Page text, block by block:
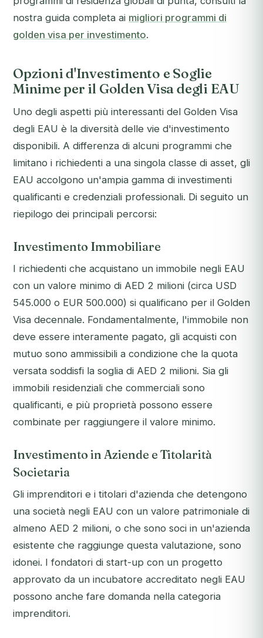
nostra guida completa ai migliori programmi di
golden visa per investimento.
Opzioni d'Investimento e Soglie
Minime per il Golden Visa degli EAU
Uno degli aspetti più interessanti del Golden Visa
degli EAU è la diversità delle vie d'investimento
disponibili. A differenza di alcuni programmi che
limitano i richiedenti a una singola classe di asset, gli
EAU accolgono un'ampia gamma di investimenti
qualificanti e credenziali professionali. Di seguito un
riepilogo dei principali percorsi:
Investimento Immobiliare
I richiedenti che acquistano un immobile negli EAU
con un valore minimo di AED 2 milioni (circa USD
545.000 o EUR 500.000) si qualificano per il Golden
Visa decennale. Fondamentalmente, l'immobile non
deve essere interamente pagato, gli acquisti con
mutuo sono ammissibili a condizione che la quota
versata soddisfi la soglia di AED 2 milioni. Sia gli
immobili residenziali che commerciali sono
qualificanti, e più proprietà possono essere
combinate per raggiungere il valore minimo.
Investimento in Aziende e Titolarità
Societaria
Gli imprenditori e i titolari d'azienda che detengono
una società negli EAU con un valore patrimoniale di
almeno AED 2 milioni, o che sono soci in un'azienda
esistente che raggiunge questa valutazione, sono
idonei. I fondatori di start-up con un progetto
approvato da un incubatore accreditato negli EAU
possono anche fare domanda nella categoria
imprenditori.